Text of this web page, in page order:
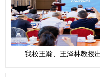
我校王瀚、王泽林教授